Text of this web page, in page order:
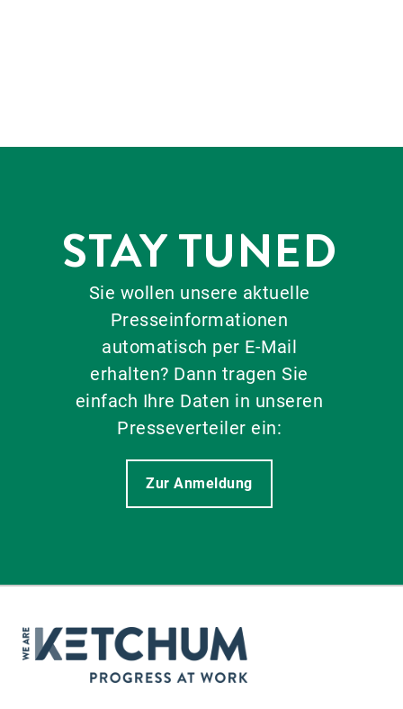
STAY TUNED
Sie wollen unsere aktuelle
Presseinformationen
automatisch per E-Mail
erhalten? Dann tragen Sie
einfach Ihre Daten in unseren
Presseverteiler ein:
Zur Anmeldung